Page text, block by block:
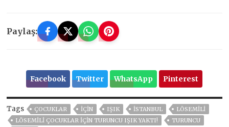
Paylaş:
Facebook Twitter WhatsApp Pinterest
Tags ÇOCUKLAR İÇİN IŞIK ISTANBUL
LÖSEMİLİ
LÖSEMİLİ ÇOCUKLAR İÇİN TURUNCU IŞIK YAKTI!
TURUNCU